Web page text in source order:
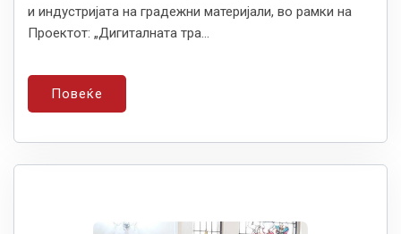
и индустријата на градежни материјали, во рамки на
Проектот: „Дигиталната тра...
Повеќе